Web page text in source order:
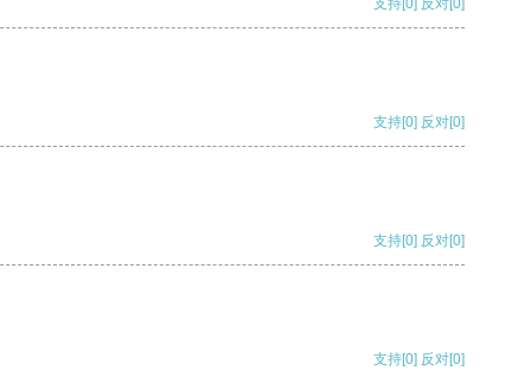
支持 [0] 反对 [0]
支持[0] 反对[0]
支持[0] 反对[0]
支持[0] 反对[0]